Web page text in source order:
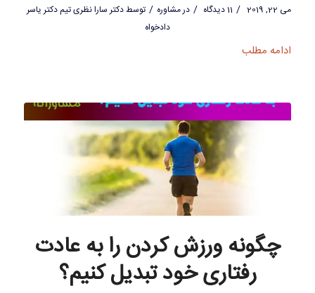
می 22, 2019 / 11 دیدگاه / درمشاوره / توسطدکتر سارا نظری تیم دکتر یاسر
دادخواه
ادامه مطلب
چگونه ورزش کردن را به عادت
رفتاری خود تبدیل کنیم؟